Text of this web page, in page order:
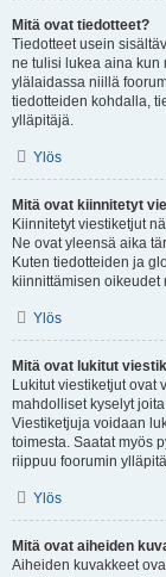
Mitä ovat tiedotteet?
Tiedotteet usein
ne tulisi lukea aina kun
ylälaidassa niillä
tiedotteiden kohdalla,
ylläpitäjä.
Ylös
Mitä ovat kiinnitetyt
Kiinnitetyt viestiketjut
Ne ovat yleensä aika
Kuten tiedotteiden ja
kiinnittämisen
Ylös
Mitä ovat lukitut
Lukitut viestiketjut ovat
mahdolliset kyselyt
Viestiketjuja voidaan
toimesta. Saatat myös
riippuu foorumin
Ylös
Mitä ovat aiheiden
Aiheiden kuvakkeet